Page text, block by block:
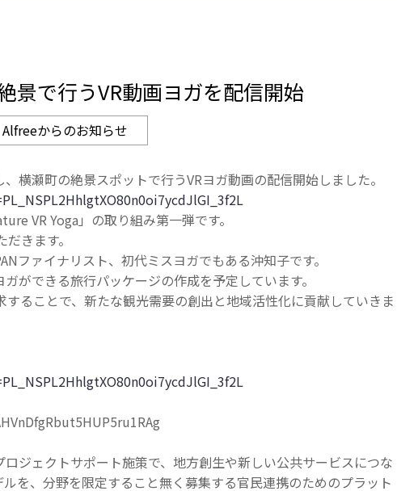
景で行うVR動画ヨガを配信開始
Alfreeからのお知らせ
横瀬町の絶景スポットで行うVRヨガ動画の配信開始しました。
VR Yoga」の取り組み第一弾です。
きます。
ファイナリスト、初代ミスヨガでもある沖知子です。
ができる旅行パッケージの作成を予定しています。
ることで、新たな観光需要の創出と地域活性化に貢献していきま
ロジェクトサポート施策で、地方創生や新しい公共サービスにつな
を、分野を限定すること無く募集する官民連携のためのプラット